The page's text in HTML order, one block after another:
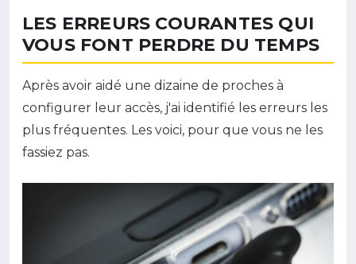
LES ERREURS COURANTES QUI
VOUS FONT PERDRE DU TEMPS
Après avoir aidé une dizaine de proches à
configurer leur accès, j'ai identifié les erreurs les
plus fréquentes. Les voici, pour que vous ne les
fassiez pas.